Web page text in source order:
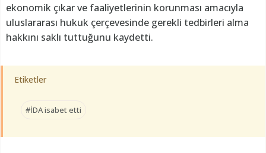
ekonomik çıkar ve faaliyetlerinin korunması amacıyla
uluslararası hukuk çerçevesinde gerekli tedbirleri alma
hakkını saklı tuttuğunu kaydetti.
Etiketler
#İDA isabet etti